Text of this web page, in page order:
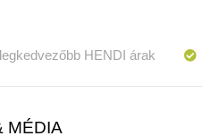
HENDI árak
MÉDIA